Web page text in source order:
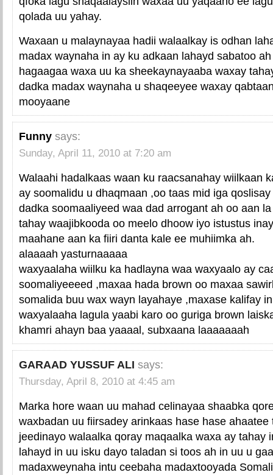
qolada uu yahay.
Waxaan u malaynayaa hadii walaalkay is odhan
madax waynaha in ay ku adkaan lahayd sabatoo
hagaagaa waxa uu ka sheekaynayaaba waxay
dadka madax waynaha u shaqeeyee waxay
mooyaane
Funny says:
Sunday, April 11, 2010 at 7:20 am
Walaahi hadalkaas waan ku raacsanahay wiilkaan
ay soomalidu u dhaqmaan ,oo taas mid iga
dadka soomaaliyeed waa dad arrogant ah oo aan
tahay waajibkooda oo meelo dhoow iyo istustus
maahane aan ka fiiri danta kale ee muhiimka ah.
alaaaah yasturnaaaaa
waxyaalaha wiilku ka hadlayna waa waxyaalo ay
soomaliyeeeed ,maxaa hada brown oo maxaa
somalida buu wax wayn layahaye ,maxase kalifay
waxyalaaha lagula yaabi karo oo guriga brown
khamri ahayn baa yaaaal, subxaana laaaaaaah
GARAAD YUSSUF ALI says:
Thursday, April 8, 2010 at 4:45 am
Marka hore waan uu mahad celinayaa shaabka
waxbadan uu fiirsadey arinkaas hase hase ahaatee
jeedinayo walaalka qoray maqaalka waxa ay tahay
lahayd in uu isku dayo taladan si toos ah in uu u
madaxweynaha intu ceebaha madaxtooyada